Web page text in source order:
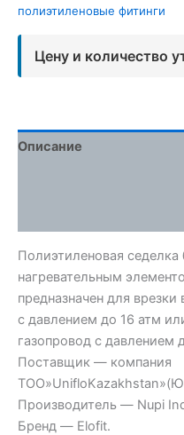
полиэтиленовые фитинги
Цену и количество
Описание
Полиэтиленовая
нагревательным
предназначен для
с давлением до 16 атм
газопровод с давлением
Поставщик — компания
Производитель — Nupi
Бренд — Elofit.